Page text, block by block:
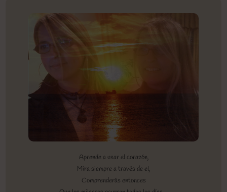
Aprende a usar el corazón,
Mira siempre a través de el,
Comprenderás entonces